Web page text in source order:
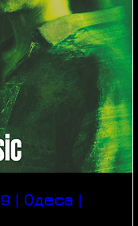
| Одеса |